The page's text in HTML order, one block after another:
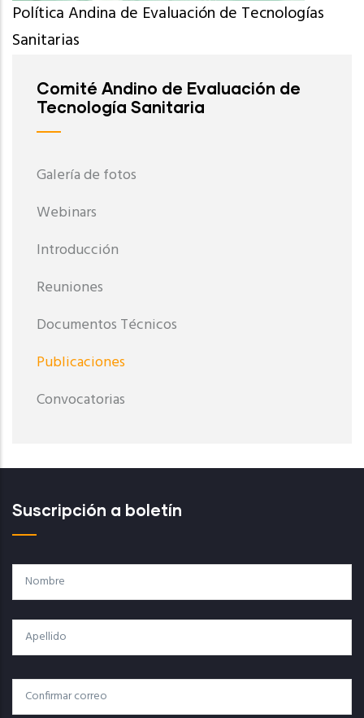
Política Andina de Evaluación de Tecnologías
Sanitarias
Comité Andino de Evaluación de
Tecnología Sanitaria
Galería de fotos
Webinars
Introducción
Reuniones
Documentos Técnicos
Publicaciones
Convocatorias
Suscripción a boletín
Nombre
Apellido
Correo
Correo Electrónico